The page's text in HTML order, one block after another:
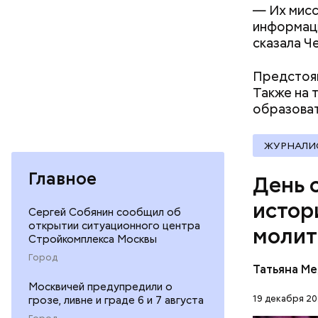
Главное
Сергей Собянин сообщил об
открытии ситуационного центра
Стройкомплекса Москвы
Город
Москвичей предупредили о
грозе, ливне и граде 6 и 7 августа
— Их
сказала
Также на
День
Татьяна
19 декабря
очень
лучше
мелко
к ним
10-15
тушить в